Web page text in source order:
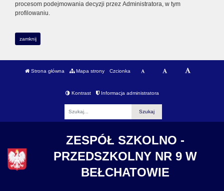
procesom podejmowania decyzji przez Administratora, w tym
profilowaniu.
zamknij
Strona główna Mapa strony Czcionka
Kontrast Informacja administratora
ZESPÓŁ SZKOLNO -
PRZEDSZKOLNY NR 9 W
BEŁCHATOWIE